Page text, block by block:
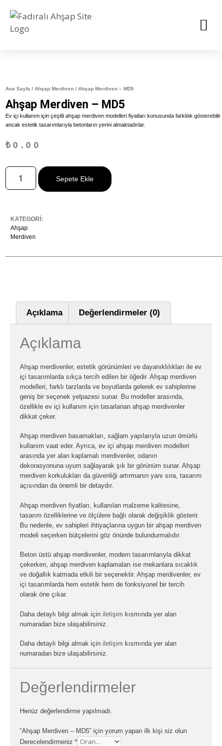
Ana Sayfa / Ahşap Merdiven / Ahşap Merdiven – MD5
Ahşap Merdiven – MD5
Ev içi kullanım için çeşitli ahşap merdiven modelleri fiyatları konusunda farklılık gösterebilir
ancak estetik tasarımlarıyla betonların yerini almaktadırlar.
₺0.00
Sepete Ekle
KATEGORİ:
Ahşap
Merdiven
Açıklama Değerlendirmeler (0)
Açıklama
Ahşap merdivenler, estetik görünümleri ve dayanıklılıkları ile ev
içi tasarımlarda sıkça tercih edilen bir öğedir. Ahşap merdiven
modelleri, farklı tarzlarda ve boyutlarda gelerek ev sahiplerine
geniş bir seçenek yelpazesi sunar. Bu modeller arasında,
özellikle ev içi kullanım için tasarlanan ahşap merdivenler
dikkat çeker.
Ahşap merdiven basamakları, sağlam yapılarıyla uzun ömürlü
kullanım vaat eder. Ayrıca, ev içi ahşap merdiven modelleri
arasında yer alan kaplamalı merdivenler, odanın
dekorasyonuna uyum sağlayarak şık bir görünüm sunar. Ahşap
merdiven korkulukları da güvenliği artırmanın yanı sıra, tasarım
açısından da önemli bir detaydır.
Ahşap merdiven fiyatları, kullanılan malzeme kalitesine,
tasarım özelliklerine ve ölçülere bağlı olarak değişiklik gösterir.
Bu nedenle, ev sahipleri ihtiyaçlarına uygun bir ahşap merdiven
modeli seçerken bütçelerini göz önünde bulundurmalıdır.
Beton üstü ahşap merdivenler, modern tasarımlarıyla dikkat
çekerken, ahşap merdiven kaplamaları ise mekanlara sıcaklık
ve doğallık katmada etkili bir seçenektir. Ahşap merdivenler, ev
içi tasarımlarda hem estetik hem de fonksiyonel bir tercih
olarak öne çıkar.
Daha detaylı bilgi almak için iletişim kısmında yer alan
numaradan bize ulaşabilirsiniz.
Daha detaylı bilgi almak için iletişim kısmında yer alan
numaradan bize ulaşabilirsiniz.
Değerlendirmeler
Henüz değerlendirme yapılmadı.
“Ahşap Merdiven – MD5” için yorum yapan ilk kişi siz olun
Derecelendirmeniz *